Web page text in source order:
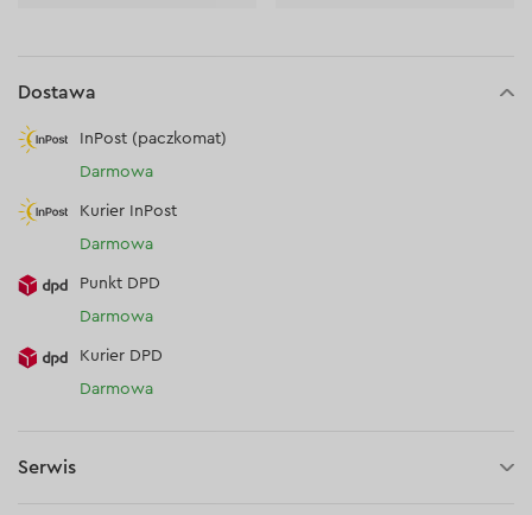
Dostawa
InPost (paczkomat)
Darmowa
Kurier InPost
Darmowa
Punkt DPD
Darmowa
Kurier DPD
Darmowa
Serwis